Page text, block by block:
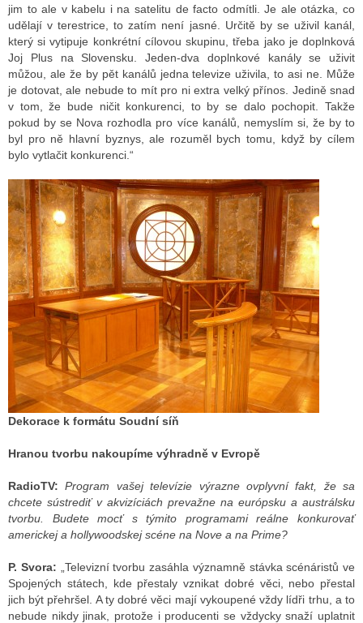
jim to ale v kabelu i na satelitu de facto odmítli. Je ale otázka, co
udělají v terestrice, to zatím není jasné. Určitě by se uživil kanál,
který si vytipuje konkrétní cílovou skupinu, třeba jako je doplnková
Joj Plus na Slovensku. Jeden-dva doplnkové kanály se uživit
můžou, ale že by pět kanálů jedna televize uživila, to asi ne. Může
je dotovat, ale nebude to mít pro ni extra velký přínos. Jedině snad
v tom, že bude ničit konkurenci, to by se dalo pochopit. Takže
pokud by se Nova rozhodla pro více kanálů, nemyslím si, že by to
byl pro ně hlavní byznys, ale rozuměl bych tomu, když by cílem
bylo vytlačit konkurenci.“
Dekorace k formátu Soudní síň
Hranou tvorbu nakoupíme výhradně v Evropě
RadioTV: Program vašej televízie výrazne ovplyvní fakt, že sa
chcete sústrediť v akvizíciách prevažne na európsku a austrálsku
tvorbu. Budete mocť s týmito programami reálne konkurovať
americkej a hollywoodskej scéne na Nove a na Prime?
P. Svora: „Televizní tvorbu zasáhla významně stávka scénáristů ve
Spojených státech, kde přestaly vznikat dobré věci, nebo přestal
jich být přehršel. A ty dobré věci mají vykoupené vždy lídři trhu, a to
nebude nikdy jinak, protože i producenti se vždycky snaží uplatnit